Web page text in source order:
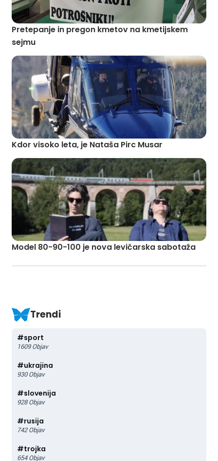
Pretepanje in pregon kmetov na kmetijskem
sejmu
Kdor visoko leta, je Nataša Pirc Musar
Model 80-90-100 je nova levičarska sabotaža
Trendi
#sport
1609 Objav
#ukrajina
930 Objav
#slovenija
928 Objav
#rusija
742 Objav
#trojka
654 Objav